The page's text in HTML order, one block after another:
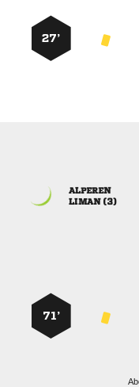
27’

 
71’